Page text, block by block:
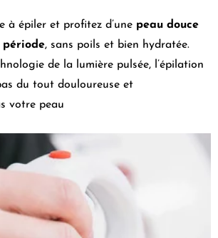
à épiler et profitez d’une peau douce
période, sans poils et bien hydratée.
de la lumière pulsée, l’épilation
du tout douloureuse et
votre peau